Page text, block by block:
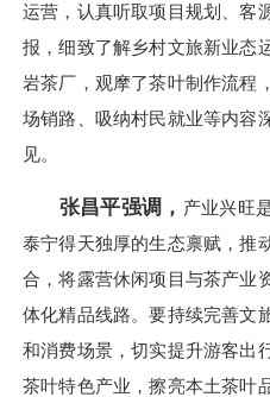
运营，认真听取项目规划、客
报，细致了解乡村文旅新业态
岩茶厂，观摩了茶叶制作流程
场销路、吸纳村民就业等内容
见。
张昌平强调， 产业兴旺
泰宁得天独厚的生态禀赋，推
合，将露营休闲项目与茶产业
体化精品线路。要持续完善文
和消费场景，切实提升游客出
茶叶特色产业，擦亮本土茶叶